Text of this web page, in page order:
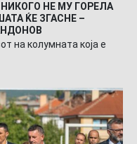
НЕ МУ ГОРЕЛА
ЌЕ ЗГАСНЕ –
на колумната која е